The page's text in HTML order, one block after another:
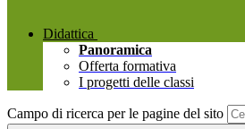
Didattica
Panoramica
Offerta formativa
I progetti delle classi
Campo di ricerca per le pagine del sito